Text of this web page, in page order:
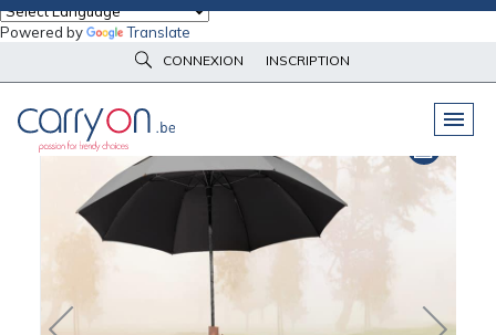
Powered by Translate
CONNEXION INSCRIPTION
PELUCHES & GOODIES
VÊTEMENTS DE TRAVAIL
& HIGH-TECH
& BAGAGERIE
Parapluies & bagagerie
Parapluies
Parapluie golf watersave FARE